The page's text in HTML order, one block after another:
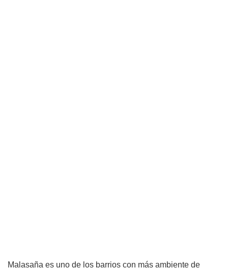
Malasaña es uno de los barrios con más ambiente de